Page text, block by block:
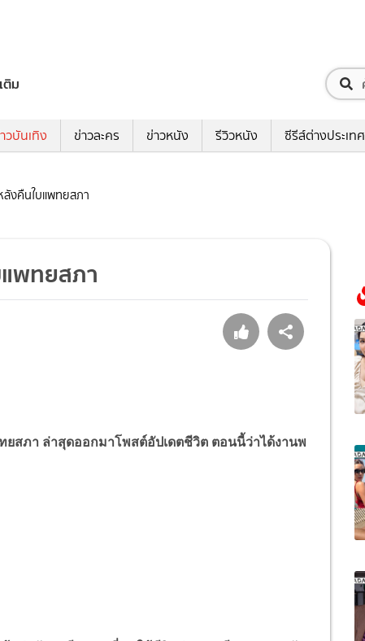
ติม
วบันเทิง ข่าวละคร ข่าวหนัง รีวิวหนัง ซีรีส์ต่างประเทศ
ลังคืนใบแพทยสภา
พทยสภา
สภา ล่าสุดออกมาโพสต์อัปเดตชีวิต ตอนนี้ว่าได้งานพ